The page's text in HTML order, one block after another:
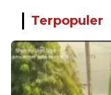
Terpopuler